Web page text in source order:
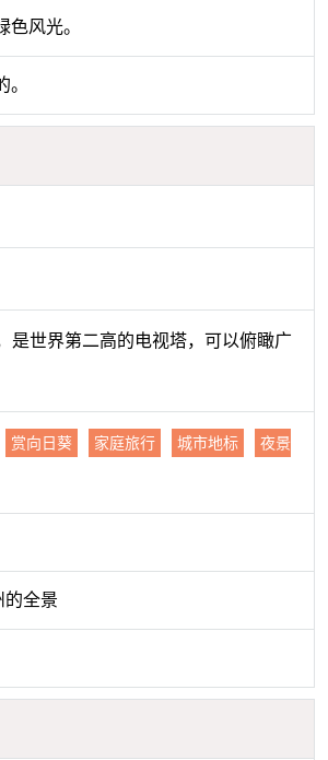
风光。
是世界第二高的电视塔，可以俯瞰广
赏向日葵 家庭旅行 城市地标 夜景
的全景